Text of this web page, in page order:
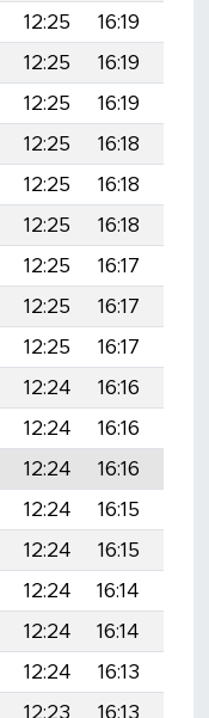
12:25 16:19
12:25 16:19
12:25 16:19
12:25 16:18
12:25 16:18
12:25 16:18
12:25 16:17
12:25 16:17
12:25 16:17
12:24 16:16
12:24 16:16
12:24 16:16
12:24 16:15
12:24 16:15
12:24 16:14
12:24 16:14
12:24 16:13
12:23 16:13